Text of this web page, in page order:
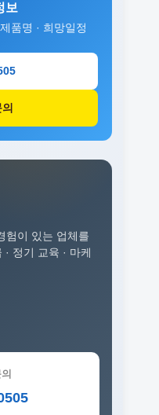
보
품명 · 희망일정
험이 있는 업체를
정기 교육 · 마케